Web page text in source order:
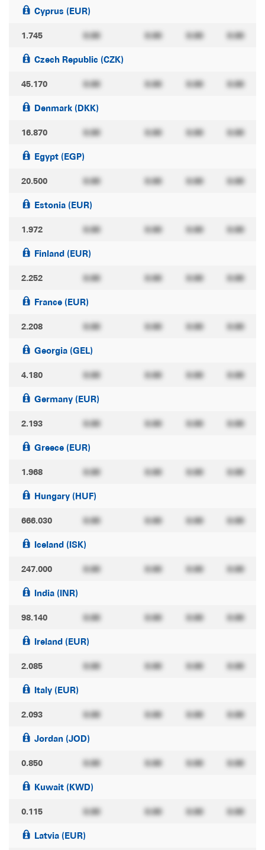
Cyprus (EUR)
1.745 0.00 0.00 0.00 0.00
Czech Republic (CZK)
45.170 0.00 0.00 0.00 0.00
Denmark (DKK)
16.870 0.00 0.00 0.00 0.00
Egypt (EGP)
20.500 0.00 0.00 0.00 0.00
Estonia (EUR)
1.972 0.00 0.00 0.00 0.00
Finland (EUR)
2.252 0.00 0.00 0.00 0.00
France (EUR)
2.208 0.00 0.00 0.00 0.00
Georgia (GEL)
4.180 0.00 0.00 0.00 0.00
Germany (EUR)
2.193 0.00 0.00 0.00 0.00
Greece (EUR)
1.968 0.00 0.00 0.00 0.00
Hungary (HUF)
666.030 0.00 0.00 0.00 0.00
Iceland (ISK)
247.000 0.00 0.00 0.00 0.00
India (INR)
98.140 0.00 0.00 0.00 0.00
Ireland (EUR)
2.085 0.00 0.00 0.00 0.00
Italy (EUR)
2.093 0.00 0.00 0.00 0.00
Jordan (JOD)
0.850 0.00 0.00 0.00 0.00
Kuwait (KWD)
0.115 0.00 0.00 0.00 0.00
Latvia (EUR)